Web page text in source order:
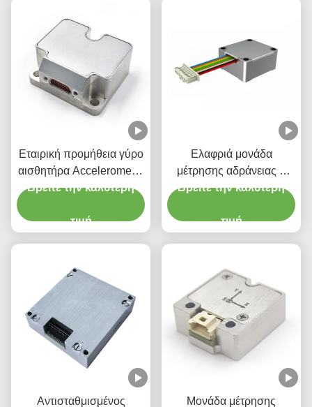
Εταιρική προμήθεια γύρο
αισθητήρα Accelerometer
Stim300 IMU
Βρείτε την καλύτερη
τιμή
Ελαφριά μονάδα
μέτρησης αδράνειας 6
αξόνων Γυροσκόπιο
Βρείτε την καλύτερη
τιμή
Αντισταθμισμένος
Μονάδα μέτρησης